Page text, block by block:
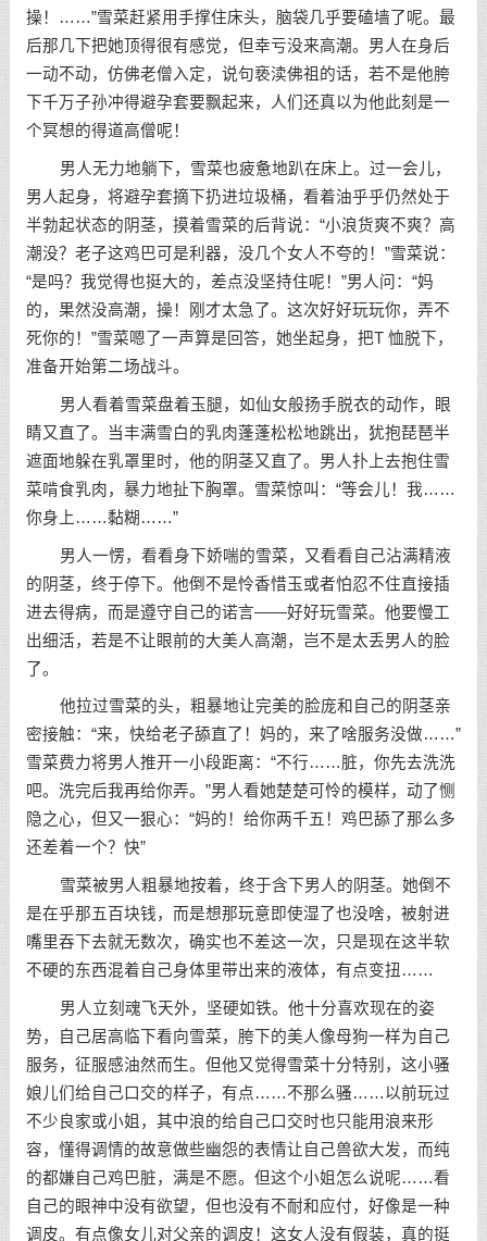
操！……”雪菜赶紧用手撑住床头，脑袋几乎要磕墙了呢。最
后那几下把她顶得很有感觉，但幸亏没来高潮。男人在身后
一动不动，仿佛老僧入定，说句亵渎佛祖的话，若不是他胯
下千万子孙冲得避孕套要飘起来，人们还真以为他此刻是一
个冥想的得道高僧呢！
男人无力地躺下，雪菜也疲惫地趴在床上。过一会儿，
男人起身，将避孕套摘下扔进垃圾桶，看着油乎乎仍然处于
半勃起状态的阴茎，摸着雪菜的后背说：“小浪货爽不爽？高
潮没？老子这鸡巴可是利器，没几个女人不夸的！”雪菜说：
“是吗？我觉得也挺大的，差点没坚持住呢！”男人问：“妈
的，果然没高潮，操！刚才太急了。这次好好玩玩你，弄不
死你的！”雪菜嗯了一声算是回答，她坐起身，把T 恤脱下，
准备开始第二场战斗。
男人看着雪菜盘着玉腿，如仙女般扬手脱衣的动作，眼
睛又直了。当丰满雪白的乳肉蓬蓬松松地跳出，犹抱琵琶半
遮面地躲在乳罩里时，他的阴茎又直了。男人扑上去抱住雪
菜啃食乳肉，暴力地扯下胸罩。雪菜惊叫：“等会儿！我……
你身上……黏糊……”
男人一愣，看看身下娇喘的雪菜，又看看自己沾满精液
的阴茎，终于停下。他倒不是怜香惜玉或者怕忍不住直接插
进去得病，而是遵守自己的诺言——好好玩雪菜。他要慢工
出细活，若是不让眼前的大美人高潮，岂不是太丢男人的脸
了。
他拉过雪菜的头，粗暴地让完美的脸庞和自己的阴茎亲
密接触：“来，快给老子舔直了！妈的，来了啥服务没做……”
雪菜费力将男人推开一小段距离：“不行……脏，你先去洗洗
吧。洗完后我再给你弄。”男人看她楚楚可怜的模样，动了恻
隐之心，但又一狠心：“妈的！给你两千五！鸡巴舔了那么多
还差着一个？快”
雪菜被男人粗暴地按着，终于含下男人的阴茎。她倒不
是在乎那五百块钱，而是想那玩意即使湿了也没啥，被射进
嘴里吞下去就无数次，确实也不差这一次，只是现在这半软
不硬的东西混着自己身体里带出来的液体，有点变扭……
男人立刻魂飞天外，坚硬如铁。他十分喜欢现在的姿
势，自己居高临下看向雪菜，胯下的美人像母狗一样为自己
服务，征服感油然而生。但他又觉得雪菜十分特别，这小骚
娘儿们给自己口交的样子，有点……不那么骚……以前玩过
不少良家或小姐，其中浪的给自己口交时也只能用浪来形
容，懂得调情的故意做些幽怨的表情让自己兽欲大发，而纯
的都嫌自己鸡巴脏，满是不愿。但这个小姐怎么说呢……看
自己的眼神中没有欲望，但也没有不耐和应付，好像是一种
调皮。有点像女儿对父亲的调皮！这女人没有假装，真的挺